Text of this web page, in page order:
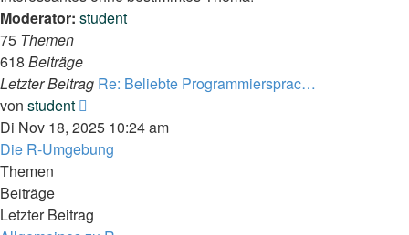
Moderator: student
75 Themen
618 Beiträge
Letzter Beitrag Re: Beliebte Programmiersprac…
von student
Beitrag
Di Nov 18, 2025 10:24 am
Die R-Umgebung
Themen
Beiträge
Letzter Beitrag